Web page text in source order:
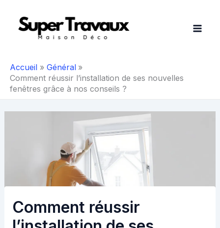
contenu
Accueil
Général
Comment réussir l’installation de ses nouvelles
fenêtres grâce à nos conseils ?
Comment réussir